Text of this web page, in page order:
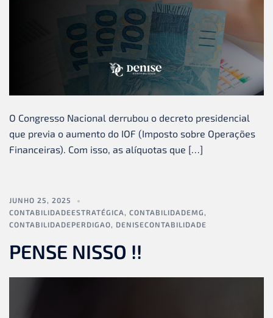
O Congresso Nacional derrubou o decreto presidencial
que previa o aumento do IOF (Imposto sobre Operações
Financeiras). Com isso, as alíquotas que […]
JUNHO 25, 2025
CONTABILIDADEESTRATÉGICA
CONTABILIDADEMG
CONTABILIDADEPERDIGAO
DENISECONTABILIDADE
PENSE NISSO !!